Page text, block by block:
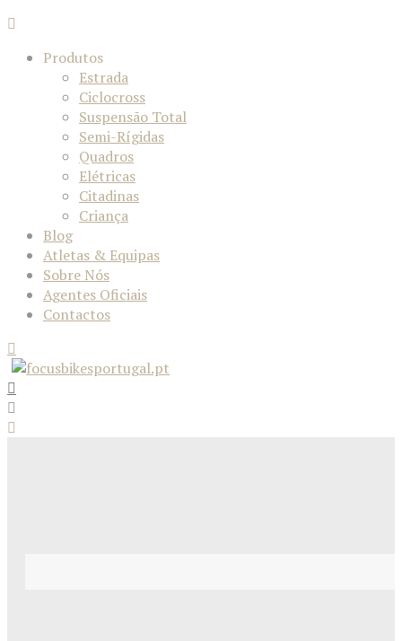
Produtos
Estrada
Ciclocross
Suspensão Total
Semi-Rígidas
Quadros
Elétricas
Citadinas
Criança
Blog
Atletas & Equipas
Sobre Nós
Agentes Oficiais
Contactos